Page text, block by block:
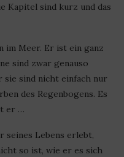
Kapitel sind kurz und das
im Meer. Er ist ein ganz
sind zwar genauso
sie sind nicht einfach nur
des Regenbogens. Es
er …
seines Lebens erlebt,
so ist, wie er es sich